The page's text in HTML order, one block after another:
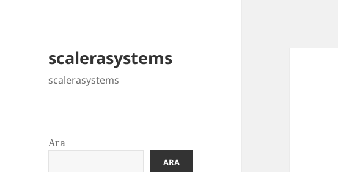
scalerasystems
scalerasystems
Ara
ARA